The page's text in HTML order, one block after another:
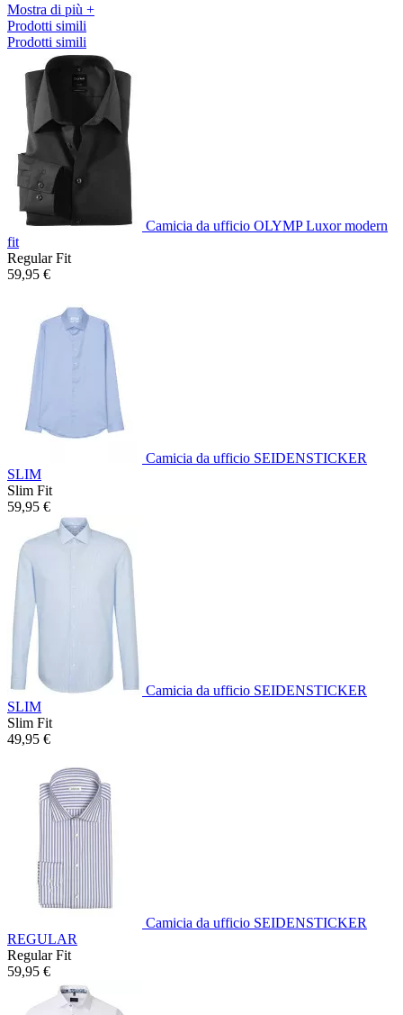
Mostra di più +
Prodotti simili
Prodotti simili
Camicia da ufficio OLYMP Luxor modern
fit
Regular Fit
59,95 €
Camicia da ufficio SEIDENSTICKER
SLIM
Slim Fit
59,95 €
Camicia da ufficio SEIDENSTICKER
SLIM
Slim Fit
49,95 €
Camicia da ufficio SEIDENSTICKER
REGULAR
Regular Fit
59,95 €